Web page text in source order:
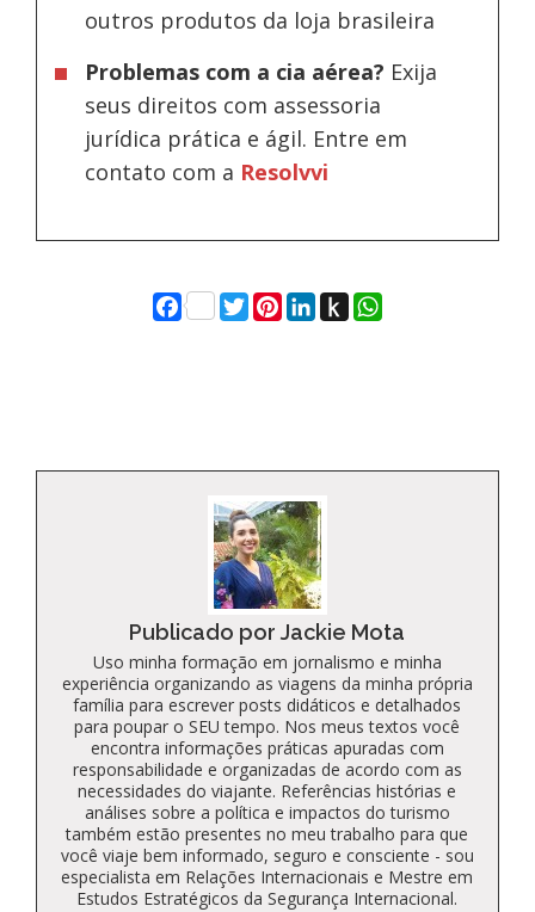
outros produtos da loja brasileira
Problemas com a cia aérea? Exija
seus direitos com assessoria
jurídica prática e ágil. Entre em
contato com a Resolvvi
Facebook
Twitter
Pinterest
LinkedIn
Push
to
WhatsApp
Publicado por Jackie Mota
Uso minha formação em jornalismo e minha
experiência organizando as viagens da minha própria
família para escrever posts didáticos e detalhados
para poupar o SEU tempo. Nos meus textos você
encontra informações práticas apuradas com
responsabilidade e organizadas de acordo com as
necessidades do viajante. Referências histórias e
análises sobre a política e impactos do turismo
também estão presentes no meu trabalho para que
você viaje bem informado, seguro e consciente - sou
especialista em Relações Internacionais e Mestre em
Estudos Estratégicos da Segurança Internacional.